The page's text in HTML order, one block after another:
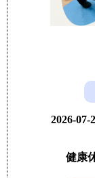
2026-07-
健康